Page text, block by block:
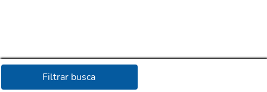
Filtrar busca